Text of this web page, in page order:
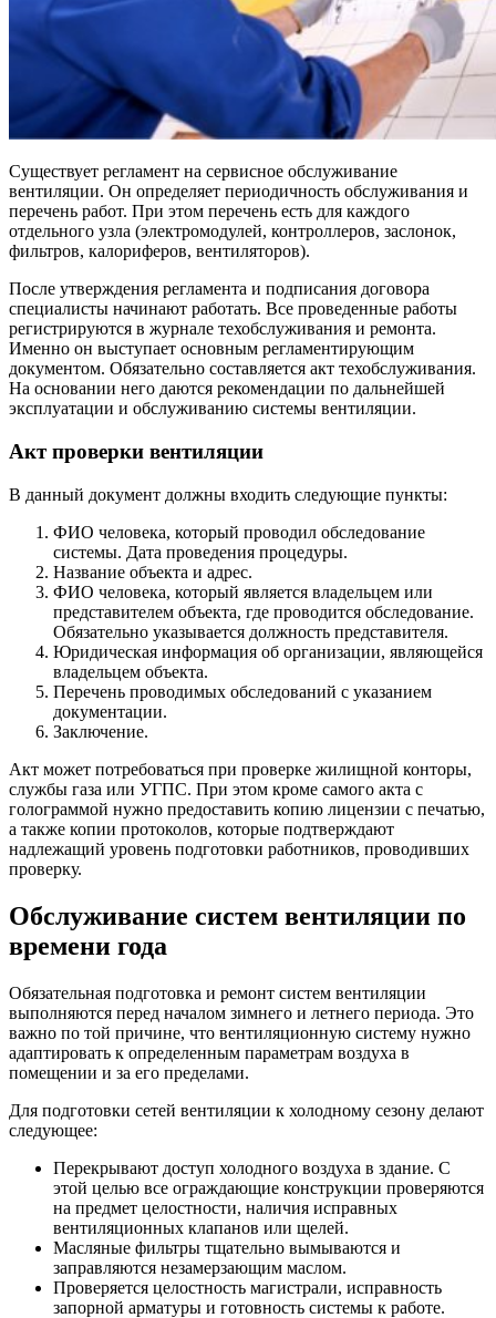
Существует регламент на сервисное обслуживание
вентиляции. Он определяет периодичность обслуживания и
перечень работ. При этом перечень есть для каждого
отдельного узла (электромодулей, контроллеров, заслонок,
фильтров, калориферов, вентиляторов).
После утверждения регламента и подписания договора
специалисты начинают работать. Все проведенные работы
регистрируются в журнале техобслуживания и ремонта.
Именно он выступает основным регламентирующим
документом. Обязательно составляется акт техобслуживания.
На основании него даются рекомендации по дальнейшей
эксплуатации и обслуживанию системы вентиляции.
Акт проверки вентиляции
В данный документ должны входить следующие пункты:
ФИО человека, который проводил обследование
системы. Дата проведения процедуры.
Название объекта и адрес.
ФИО человека, который является владельцем или
представителем объекта, где проводится обследование.
Обязательно указывается должность представителя.
Юридическая информация об организации, являющейся
владельцем объекта.
Перечень проводимых обследований с указанием
документации.
Заключение.
Акт может потребоваться при проверке жилищной конторы,
службы газа или УГПС. При этом кроме самого акта с
голограммой нужно предоставить копию лицензии с печатью,
а также копии протоколов, которые подтверждают
надлежащий уровень подготовки работников, проводивших
проверку.
Обслуживание систем вентиляции по
времени года
Обязательная подготовка и ремонт систем вентиляции
выполняются перед началом зимнего и летнего периода. Это
важно по той причине, что вентиляционную систему нужно
адаптировать к определенным параметрам воздуха в
помещении и за его пределами.
Для подготовки сетей вентиляции к холодному сезону делают
следующее:
Перекрывают доступ холодного воздуха в здание. С
этой целью все ограждающие конструкции проверяются
на предмет целостности, наличия исправных
вентиляционных клапанов или щелей.
Масляные фильтры тщательно вымываются и
заправляются незамерзающим маслом.
Проверяется целостность магистрали, исправность
запорной арматуры и готовность системы к работе.